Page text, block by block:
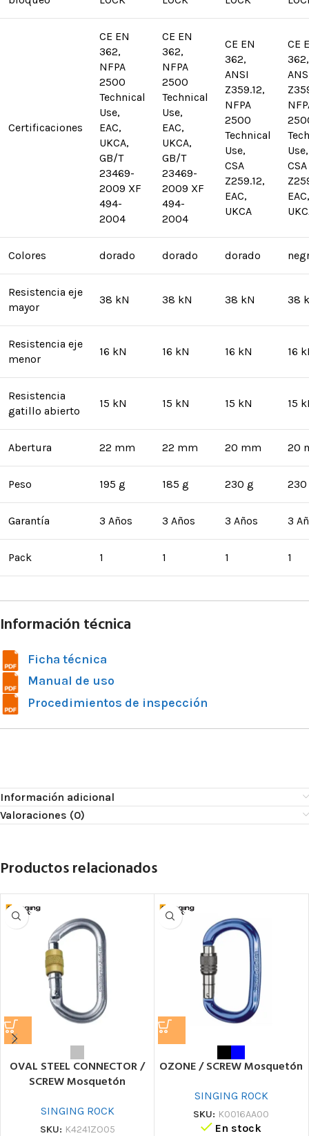
Certificaciones
CE EN
362,
NFPA
2500
Technical
Use,
EAC,
UKCA,
GB/T
23469-
2009 XF
494-
2004
CE EN
362,
NFPA
2500
Technical
Use,
EAC,
UKCA,
GB/T
23469-
2009 XF
494-
2004
CE EN
362,
ANSI
Z359.12,
NFPA
2500
Technical
Use,
CSA
Z259.12,
EAC,
UKCA
CE
362,
Use,
CSA
EAC,
Colores dorado dorado dorado
Resistencia eje
mayor
38 kN 38 kN 38 kN 38
Resistencia eje
menor
16 kN 16 kN 16 kN 16
Resistencia
gatillo abierto
15 kN 15 kN 15 kN 15
Abertura 22 mm 22 mm 20 mm 20
Peso 195 g 185 g 230 g
Garantía 3 Años 3 Años 3 Años 3
Pack 1 1 1 1
Información técnica
Ficha técnica
Manual de uso
Procedimientos de inspección
Información adicional
Valoraciones (0)
Productos relacionados
OVAL STEEL CONNECTOR /
SCREW Mosquetón
SINGING ROCK
SKU: K4241ZO05
OZONE / SCREW Mosquetón
SINGING ROCK
SKU: K0016AA00
En stock